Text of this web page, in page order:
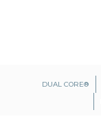
DUAL CORE®